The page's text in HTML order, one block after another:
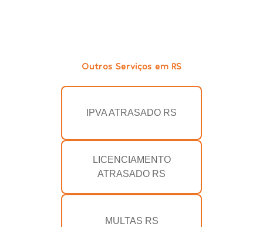
Outros Serviços em RS
IPVA ATRASADO RS
LICENCIAMENTO
ATRASADO RS
MULTAS RS